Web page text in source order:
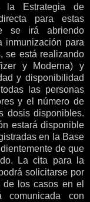
la Estrategia de
para estas
se irá abriendo
inmunización para
se está realizando
y Moderna) y
y disponibilidad
las personas
y el número de
dosis disponibles.
estará disponible
en la Base
de que
La cita para la
solicitarse por
los casos en el
con